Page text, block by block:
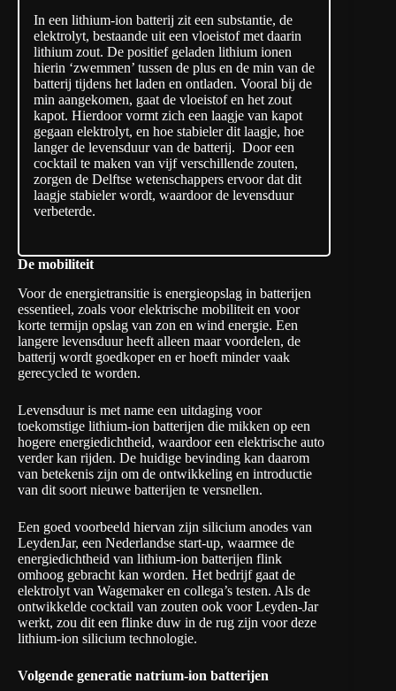
In een lithium-ion batterij zit een substantie, de
elektrolyt, bestaande uit een vloeistof met daarin
lithium zout. De positief geladen lithium ionen
hierin ‘zwemmen’ tussen de plus en de min van de
batterij tijdens het laden en ontladen. Vooral bij de
min aangekomen, gaat de vloeistof en het zout
kapot. Hierdoor vormt zich een laagje van kapot
gegaan elektrolyt, en hoe stabieler dit laagje, hoe
langer de levensduur van de batterij. Door een
cocktail te maken van vijf verschillende zouten,
zorgen de Delftse wetenschappers ervoor dat dit
laagje stabieler wordt, waardoor de levensduur
verbeterde.
De mobiliteit
Voor de energietransitie is energieopslag in batterijen
essentieel, zoals voor elektrische mobiliteit en voor
korte termijn opslag van zon en wind energie. Een
langere levensduur heeft alleen maar voordelen, de
batterij wordt goedkoper en er hoeft minder vaak
gerecycled te worden.
Levensduur is met name een uitdaging voor
toekomstige lithium-ion batterijen die mikken op een
hogere energiedichtheid, waardoor een elektrische auto
verder kan rijden. De huidige bevinding kan daarom
van betekenis zijn om de ontwikkeling en introductie
van dit soort nieuwe batterijen te versnellen.
Een goed voorbeeld hiervan zijn silicium anodes van
LeydenJar, een Nederlandse start-up, waarmee de
energiedichtheid van lithium-ion batterijen flink
omhoog gebracht kan worden. Het bedrijf gaat de
elektrolyt van Wagemaker en collega’s testen. Als de
ontwikkelde cocktail van zouten ook voor Leyden-Jar
werkt, zou dit een flinke duw in de rug zijn voor deze
lithium-ion silicium technologie.
Volgende generatie natrium-ion batterijen